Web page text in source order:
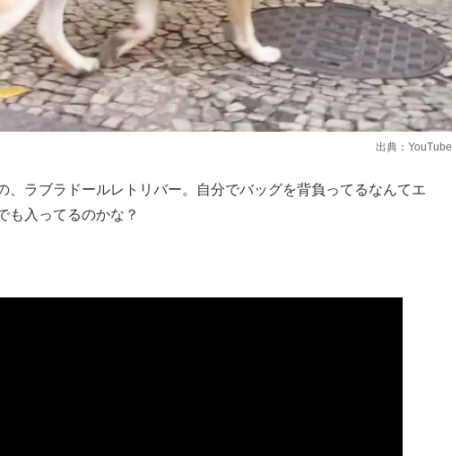
出典： YouTube
、ラブラドールレトリバー。自分でバッグを背負ってるなんてエ
も入ってるのかな？